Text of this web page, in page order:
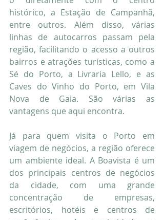
histórico, a Estação de Campanhã,
entre outros. Além disso, várias
linhas de autocarros passam pela
região, facilitando o acesso a outros
bairros e atrações turísticas, como a
Sé do Porto, a Livraria Lello, e as
Caves do Vinho do Porto, em Vila
Nova de Gaia. São várias as
vantagens que aqui encontra.
Já para quem visita o Porto em
viagem de negócios, a região oferece
um ambiente ideal. A Boavista é um
dos principais centros de negócios
da cidade, com uma grande
concentração de empresas,
escritórios, hotéis e centros de